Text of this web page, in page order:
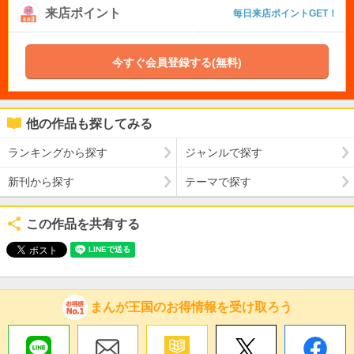
来店ポイント 毎日来店ポイントGET！
今すぐ会員登録する(無料)
他の作品も探してみる
ランキングから探す ジャンルで探す
新刊から探す テーマで探す
この作品を共有する
まんが王国のお得情報を受け取ろう